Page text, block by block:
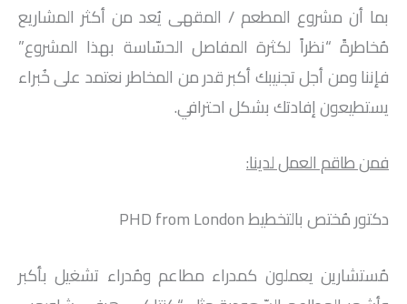
بما أن مشروع المطعم / المقهى يُعد من أكثر المشاريع
مُخاطرةً “نظراً لكثرة المفاصل الحسّاسة بهذا المشروع”
فإننا ومن أجل تجنيبك أكبر قدر من المخاطر نعتمد على خُبراء
يستطيعون إفادتك بشكل احترافي.
فمن طاقم العمل لدينا:
دكتور مُختص بالتخطيط PHD from London
مُستشارين يعملون كمدراء مطاعم ومُدراء تشغيل بأكبر